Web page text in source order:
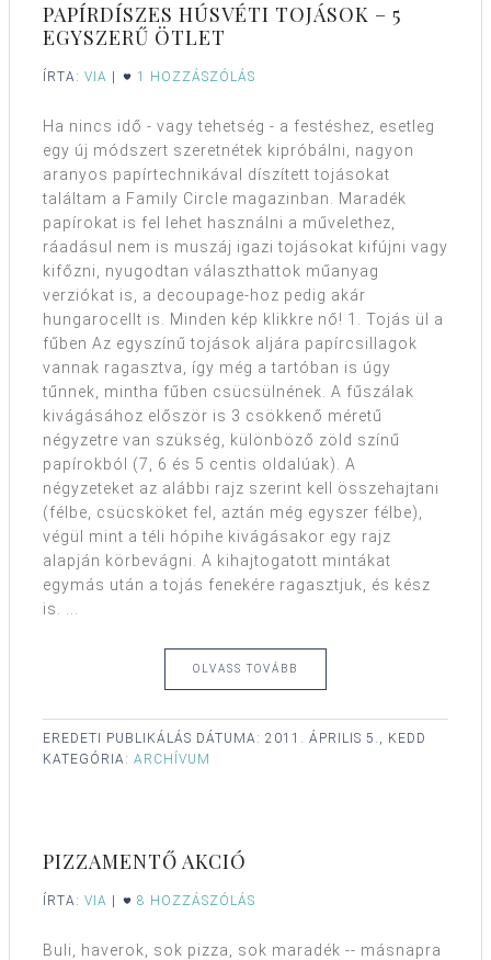
PAPÍRDÍSZES HÚSVÉTI TOJÁSOK – 5
EGYSZERŰ ÖTLET
ÍRTA: VIA 1 HOZZÁSZÓLÁS
Ha nincs idő - vagy tehetség - a festéshez, esetleg
egy új módszert szeretnétek kipróbálni, nagyon
aranyos papírtechnikával díszített tojásokat
találtam a Family Circle magazinban. Maradék
papírokat is fel lehet használni a művelethez,
ráadásul nem is muszáj igazi tojásokat kifújni vagy
kifőzni, nyugodtan választhattok műanyag
verziókat is, a decoupage-hoz pedig akár
hungarocellt is. Minden kép klikkre nő! 1. Tojás ül a
fűben Az egyszínű tojások aljára papírcsillagok
vannak ragasztva, így még a tartóban is úgy
tűnnek, mintha fűben csücsülnének. A fűszálak
kivágásához először is 3 csökkenő méretű
négyzetre van szükség, különböző zöld színű
papírokból (7, 6 és 5 centis oldalúak). A
négyzeteket az alábbi rajz szerint kell összehajtani
(félbe, csücsköket fel, aztán még egyszer félbe),
végül mint a téli hópihe kivágásakor egy rajz
alapján körbevágni. A kihajtogatott mintákat
egymás után a tojás fenekére ragasztjuk, és kész
is. ...
OLVASS TOVÁBB
EREDETI PUBLIKÁLÁS DÁTUMA: 2011. ÁPRILIS 5., KEDD
KATEGÓRIA: ARCHÍVUM
PIZZAMENTŐ AKCIÓ
ÍRTA: VIA | 8 HOZZÁSZÓLÁS
Buli, haverok, sok pizza, sok maradék -- másnapra